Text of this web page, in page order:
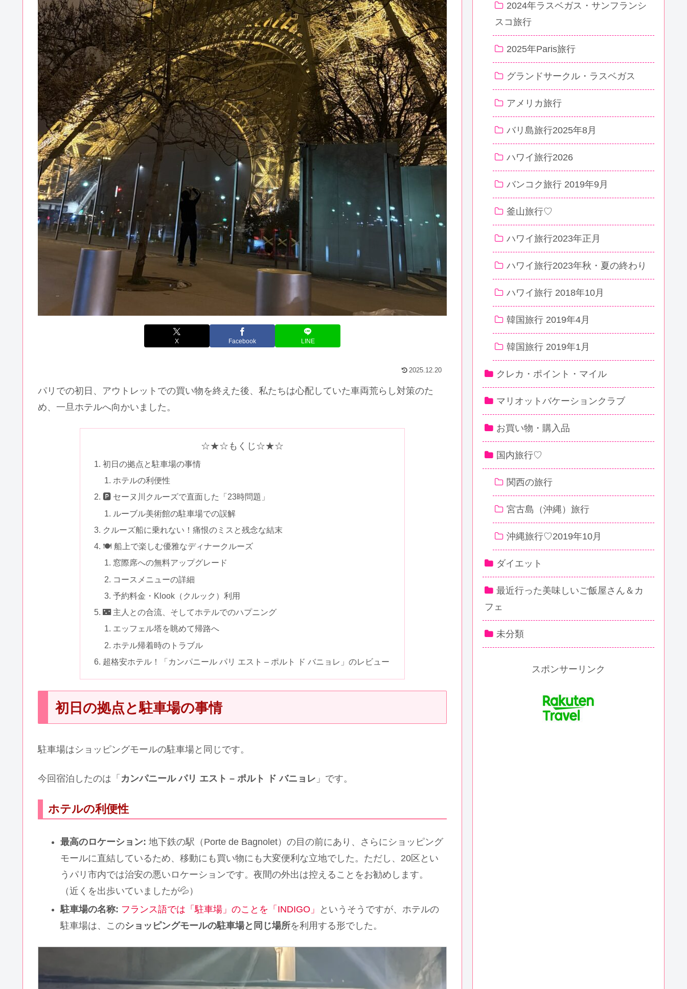
X Facebook LINE
2025.12.20
パリでの初日、アウトレットでの買い物を終えた後、私たちは心配していた車両荒らし対策のた
め、一旦ホテルへ向かいました。
☆★☆もくじ☆★☆
初日の拠点と駐車場の事情
ホテルの利便性
🅿️ セーヌ川クルーズで直面した「23時問題」
ルーブル美術館の駐車場での誤解
クルーズ船に乗れない！痛恨のミスと残念な結末
🍽️ 船上で楽しむ優雅なディナークルーズ
窓際席への無料アップグレード
コースメニューの詳細
予約料金・Klook（クルック）利用
🌃 主人との合流、そしてホテルでのハプニング
エッフェル塔を眺めて帰路へ
ホテル帰着時のトラブル
超格安ホテル！「カンパニール パリ エスト – ポルト ド バニョレ」のレビュー
初日の拠点と駐車場の事情
駐車場はショッピングモールの駐車場と同じです。
今回宿泊したのは「 カンパニール パリ エスト – ポルト ド バニョレ 」です。
ホテルの利便性
最高のロケーション: 地下鉄の駅（Porte de Bagnolet）の目の前にあり、さらにショッピング
モールに直結しているため、移動にも買い物にも大変便利な立地でした。ただし、20区とい
うパリ市内では治安の悪いロケーションです。夜間の外出は控えることをお勧めします。
（近くを出歩いていましたが💦）
駐車場の名称: フランス語では「駐車場」のことを「INDIGO」
というそうですが、ホテルの
駐車場は、このショッピングモールの駐車場と同じ場所を利用する形でした。
2024年ラスベガス・サンフランシ
スコ旅行
2025年Paris旅行
グランドサークル・ラスベガス
アメリカ旅行
バリ島旅行2025年8月
ハワイ旅行2026
バンコク旅行 2019年9月
釜山旅行♡
ハワイ旅行2023年正月
ハワイ旅行2023年秋・夏の終わり
ハワイ旅行 2018年10月
韓国旅行 2019年4月
韓国旅行 2019年1月
クレカ・ポイント・マイル
マリオットバケーションクラブ
お買い物・購入品
国内旅行♡
関西の旅行
宮古島（沖縄）旅行
沖縄旅行♡2019年10月
ダイエット
最近行った美味しいご飯屋さん＆カ
フェ
未分類
スポンサーリンク